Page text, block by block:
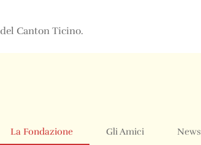
Canton Ticino.
La Fondazione Gli Amici News